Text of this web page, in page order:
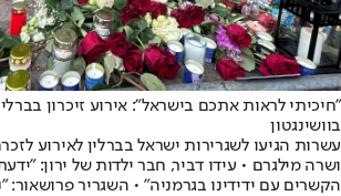
"חיכיתי לראות אתכם בישראל": אירוע זיכרון
בוושינגטון
עשרות הגיעו לשגרירות ישראל בברלין לאירוע
ושרה מילגרם • עידו דביר, חבר ילדות של ירון:
הקשרים עם ידידינו בגרמניה" • השגריר פרושאור: